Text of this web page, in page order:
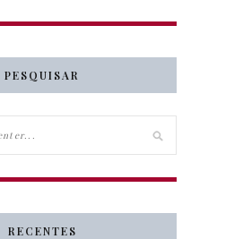
PESQUISAR
RECENTES